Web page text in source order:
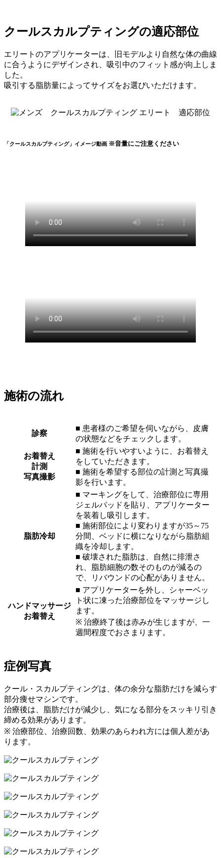
クールスカルプティングの適応部位
エリートのアプリケーターは、旧モデルより自然な体の曲線
に合うようにデザインされ、吸引中のフィット感が向上しま
した。
吸引する脂肪量によってサイズをお選びいただけます。
「クールスカルプティング」イメージ動画 ※音量にご注意ください
施術の流れ
診察
■ 患者様のご希望を伺いながら、皮膚
の状態などをチェックします。
お着替え
計測
写真撮影
■ 施術を行いやすいように、お着替え
をしていただきます。
■ 施術を希望する部位の計測と写真撮
影を行います。
脂肪冷却
■ マーキングをして、治療部位に専用
ジェルパッドを貼り、アプリケーター
を装着し吸引します。
■ 施術部位により変わりますが35～75
分間、ベッドに横になりながら脂肪組
織を冷却します。
■ 破壊された脂肪は、自然に排泄さ
れ、脂肪細胞の数そのものが減るの
で、リバウンドの心配がありません。
ハンドマッサージ
お着替え
■ アプリケーターを外し、シャーベッ
ト状に凍った治療部位をマッサージし
ます。
※ 治療終了後は赤みが生じますが、一
週間程度でおさまります。
症例写真
クール・スカルプティングは、体の余分な脂肪だけを減らす
部分痩せマシンです。
治療後は、脂肪だけが減少し、気になる部分をスッキリ引き
締める効果があります。
※ 治療部位、治療回数、効果のあらわれ方には個人差があ
ります。